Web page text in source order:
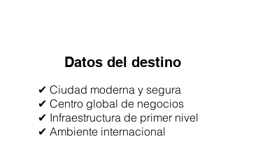
Datos del destino
✔ Ciudad moderna y segura
✔ Centro global de negocios
✔ Infraestructura de primer nivel
✔ Ambiente internacional